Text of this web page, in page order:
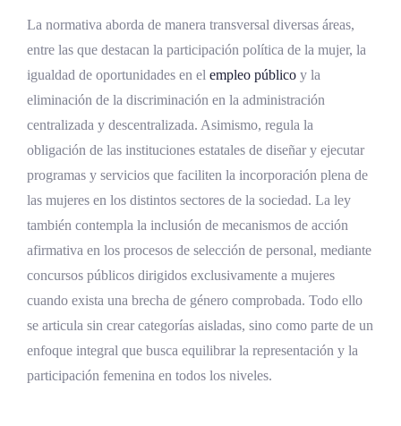
La normativa aborda de manera transversal diversas áreas,
entre las que destacan la participación política de la mujer, la
igualdad de oportunidades en el empleo público y la
eliminación de la discriminación en la administración
centralizada y descentralizada. Asimismo, regula la
obligación de las instituciones estatales de diseñar y ejecutar
programas y servicios que faciliten la incorporación plena de
las mujeres en los distintos sectores de la sociedad. La ley
también contempla la inclusión de mecanismos de acción
afirmativa en los procesos de selección de personal, mediante
concursos públicos dirigidos exclusivamente a mujeres
cuando exista una brecha de género comprobada. Todo ello
se articula sin crear categorías aisladas, sino como parte de un
enfoque integral que busca equilibrar la representación y la
participación femenina en todos los niveles.